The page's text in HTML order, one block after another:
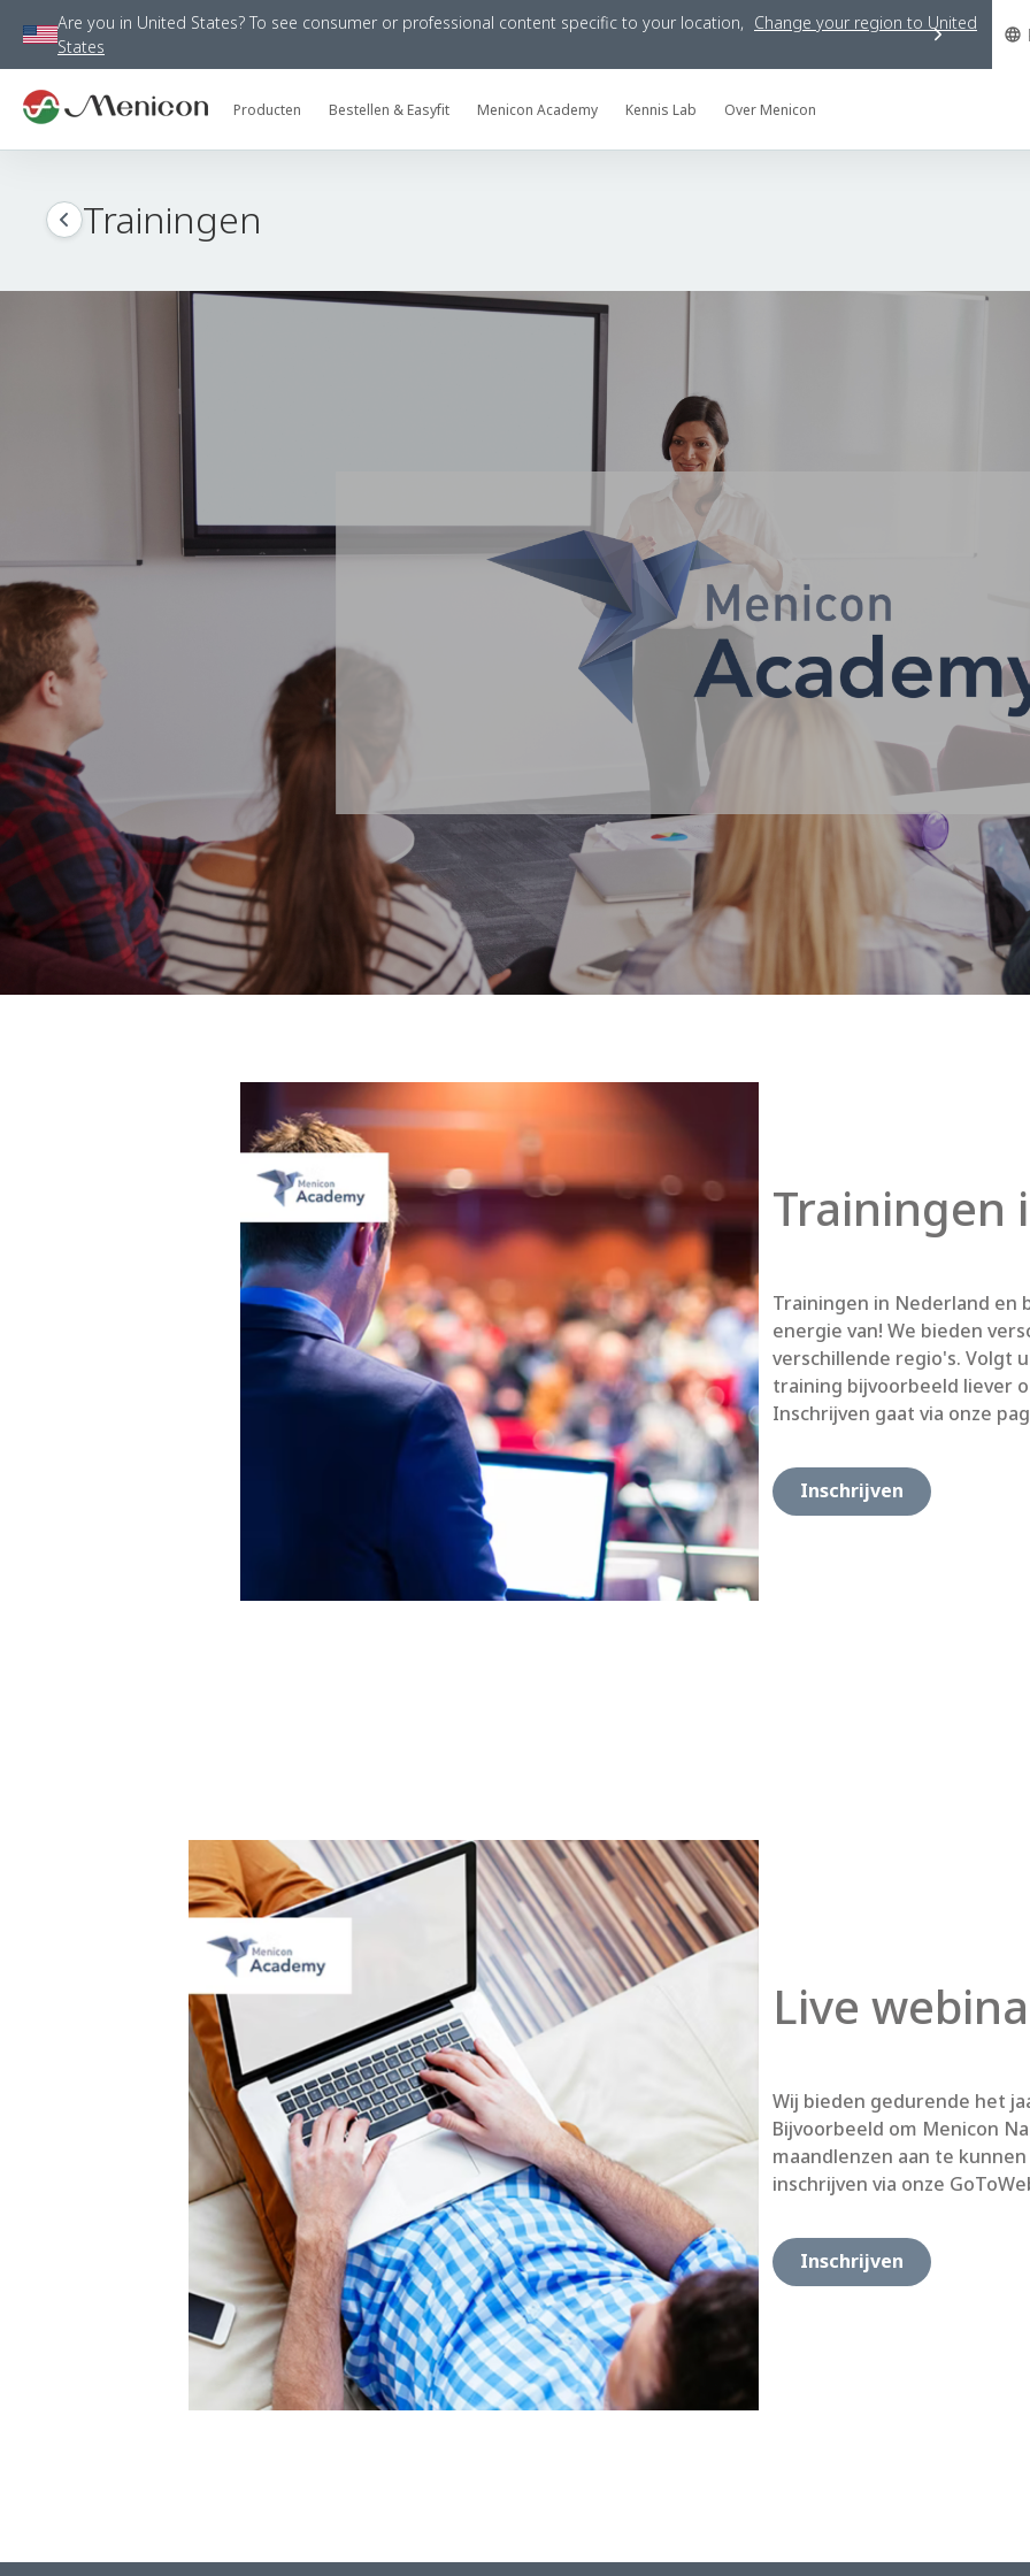
Are you in United States? To see consumer or professional content specific to your location, Change your region to United
States
Producten Bestellen & Easyfit Menicon Academy Kennis Lab Over Menicon
Trainingen
Trainingen
Trainingen in Nederland en
energie van! We bieden
verschillende regio's. Volgt
training bijvoorbeeld liever
Inschrijven gaat via onze
Inschrijven
Live
Wij bieden gedurende het
Bijvoorbeeld om Menicon
maandlenzen aan te
inschrijven via onze
Inschrijven